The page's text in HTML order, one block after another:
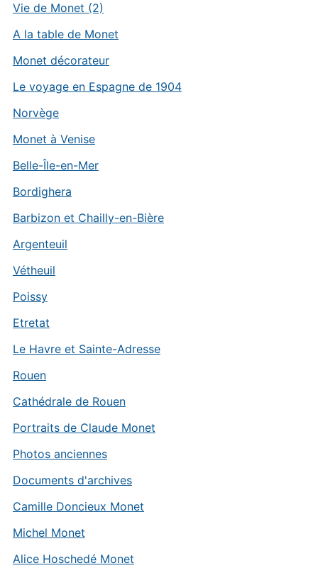
Vie de Monet (2)
A la table de Monet
Monet décorateur
Le voyage en Espagne de 1904
Norvège
Monet à Venise
Belle-Île-en-Mer
Bordighera
Barbizon et Chailly-en-Bière
Argenteuil
Vétheuil
Poissy
Etretat
Le Havre et Sainte-Adresse
Rouen
Cathédrale de Rouen
Portraits de Claude Monet
Photos anciennes
Documents d'archives
Camille Doncieux Monet
Michel Monet
Alice Hoschedé Monet